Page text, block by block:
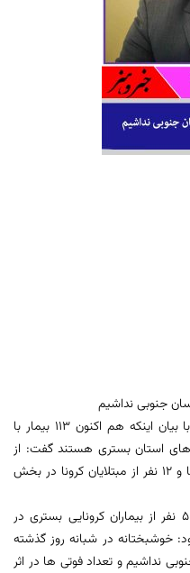
جنوبی نداشیم
?معاون بهداشتی علوم پزشکی بیرجند ، با بیان اینکه هم اکنون 113 بیمار با
های استان بستری هستند گفت: از
این تعداد 27 نفرمبتلا قطعی بیماری کرونا و 12 نفر از مبتلایان کرونا در بخش
? مهدی زاده با بیان اینکه حال عمومی 5 نفر از بیماران کرونایی بستری در
خوشبختانه در شبانه روز گذشته
نداشیم و تعداد فوتی ها در اثر